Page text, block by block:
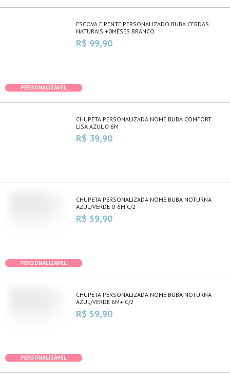
ESCOVA E PENTE PERSONALIZADO BUBA CERDAS
NATURAIS +0MESES BRANCO
R$ 99,90
PERSONALIZÁVEL
CHUPETA PERSONALIZADA NOME BUBA COMFORT
LISA AZUL 0-6M
R$ 39,90
CHUPETA PERSONALIZADA NOME BUBA NOTURNA
AZUL/VERDE 0-6M C/2
R$ 59,90
PERSONALIZÁVEL
CHUPETA PERSONALIZADA NOME BUBA NOTURNA
AZUL/VERDE 6M+ C/2
R$ 59,90
PERSONALIZÁVEL